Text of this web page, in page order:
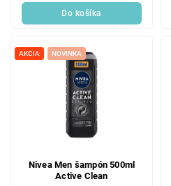
Do košíka
AKCIA NOVINKA
Nivea Men šampón 500ml
Active Clean